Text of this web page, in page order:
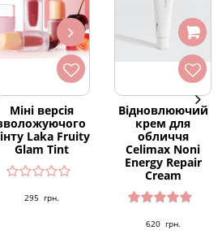
Міні версія
Laka Fruity
Glam Tint
295 грн.
Відновлюючий
крем для
обличчя
Celimax Noni
Energy Repair
Cream
5.00з 5
620 грн.